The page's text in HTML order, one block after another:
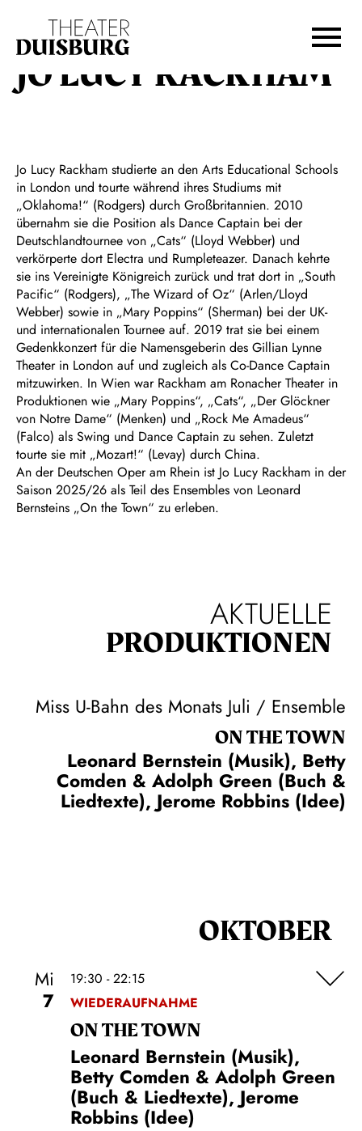
Zur Hauptnavigation springen
Zum Footer springen
JO LUCY RACKHAM
Jo Lucy Rackham studierte an den Arts Educational Schools
in London und tourte während ihres Studiums mit
„Oklahoma!“ (Rodgers) durch Großbritannien. 2010
übernahm sie die Position als Dance Captain bei der
Deutschlandtournee von „Cats“ (Lloyd Webber) und
verkörperte dort Electra und Rumpleteazer. Danach kehrte
sie ins Vereinigte Königreich zurück und trat dort in „South
Pacific“ (Rodgers), „The Wizard of Oz“ (Arlen/Lloyd
Webber) sowie in „Mary Poppins“ (Sherman) bei der UK-
und internationalen Tournee auf. 2019 trat sie bei einem
Gedenkkonzert für die Namensgeberin des Gillian Lynne
Theater in London auf und zugleich als Co-Dance Captain
mitzuwirken. In Wien war Rackham am Ronacher Theater in
Produktionen wie „Mary Poppins“, „Cats“, „Der Glöckner
von Notre Dame“ (Menken) und „Rock Me Amadeus“
(Falco) als Swing und Dance Captain zu sehen. Zuletzt
tourte sie mit „Mozart!“ (Levay) durch China.
An der Deutschen Oper am Rhein ist Jo Lucy Rackham in der
Saison 2025/26 als Teil des Ensembles von Leonard
Bernsteins „On the Town“ zu erleben.
AKTUELLE
PRODUKTIONEN
Miss U-Bahn des Monats Juli / Ensemble
ON THE TOWN
Leonard Bernstein (Musik), Betty
Comden & Adolph Green (Buch &
Liedtexte), Jerome Robbins (Idee)
OKTOBER
Mi
7
19:30 - 22:15
WIEDERAUFNAHME
ON THE TOWN
Leonard Bernstein (Musik),
Betty Comden & Adolph Green
(Buch & Liedtexte), Jerome
Robbins (Idee)